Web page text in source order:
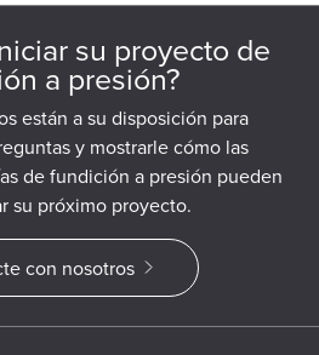
su proyecto de
a presión?
están a su disposición para
y mostrarle cómo las
de fundición a presión pueden
su próximo proyecto.
con nosotros